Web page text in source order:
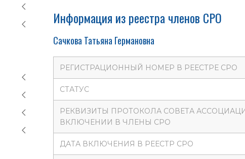
Информация из реестра членов СРО
Сачкова Татьяна Германовна
РЕГИСТРАЦИОННЫЙ НОМЕР В РЕЕСТРЕ СРО
СТАТУС
РЕКВИЗИТЫ ПРОТОКОЛА СОВЕТА
ВКЛЮЧЕНИИ В ЧЛЕНЫ СРО
ДАТА ВКЛЮЧЕНИЯ В РЕЕСТР СРО